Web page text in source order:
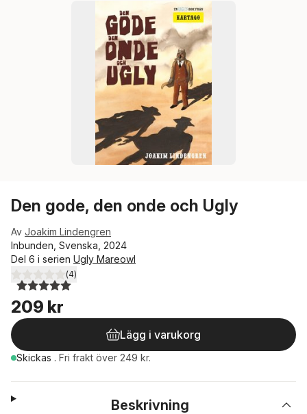
Den gode, den onde och Ugly
Av Joakim Lindengren
Inbunden, Svenska, 2024
Del 6 i serien Ugly Mareowl
5,0utav 5 stjärnor. Totalt antal röster:
(4)
209 kr
Lägg i varukorg
Skickas . Fri frakt över 249 kr.
Beskrivning